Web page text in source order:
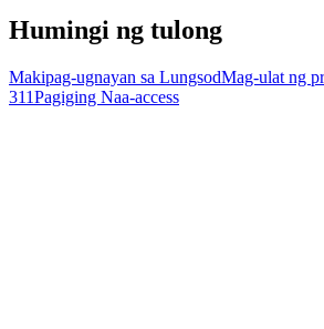
Humingi ng tulong
Makipag-ugnayan sa LungsodMag-ulat ng
311Pagiging Naa-access